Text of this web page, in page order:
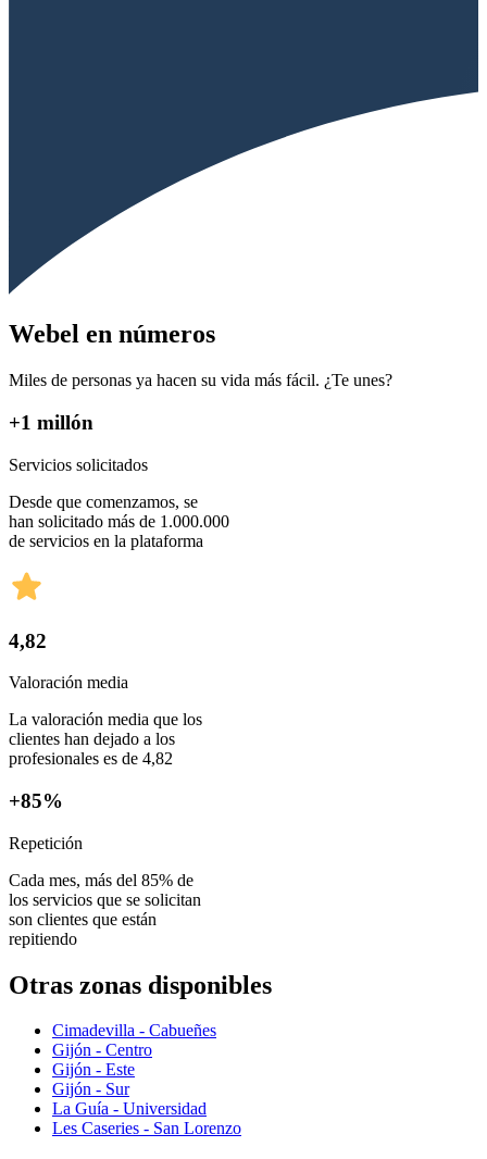
Webel en números
Miles de personas ya hacen su vida más fácil. ¿Te unes?
+1 millón
Servicios solicitados
Desde que comenzamos, se
han solicitado más de 1.000.000
de servicios en la plataforma
4,82
Valoración media
La valoración media que los
clientes han dejado a los
profesionales es de 4,82
+85%
Repetición
Cada mes, más del 85% de
los servicios que se solicitan
son clientes que están
repitiendo
Otras zonas disponibles
Cimadevilla - Cabueñes
Gijón - Centro
Gijón - Este
Gijón - Sur
La Guía - Universidad
Les Caseries - San Lorenzo